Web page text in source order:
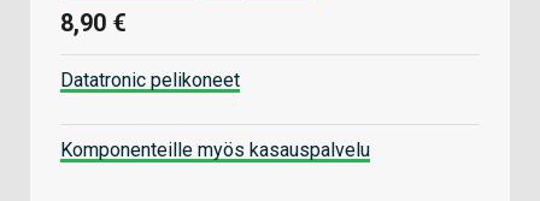
8,90 €
Datatronic pelikoneet
Komponenteille myös kasauspalvelu